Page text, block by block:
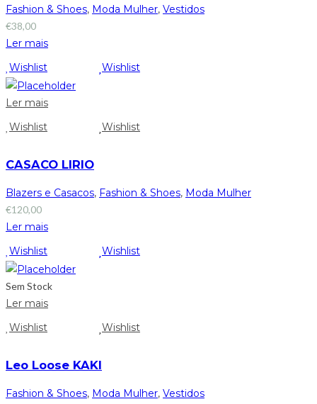
Fashion & Shoes, Moda Mulher, Vestidos
€38,00
Ler mais
Wishlist
Wishlist
Ler mais
Wishlist
Wishlist
CASACO LIRIO
Blazers e Casacos, Fashion & Shoes, Moda Mulher
€120,00
Ler mais
Wishlist
Wishlist
Sem Stock
Ler mais
Wishlist
Wishlist
Leo Loose KAKI
Fashion & Shoes, Moda Mulher, Vestidos